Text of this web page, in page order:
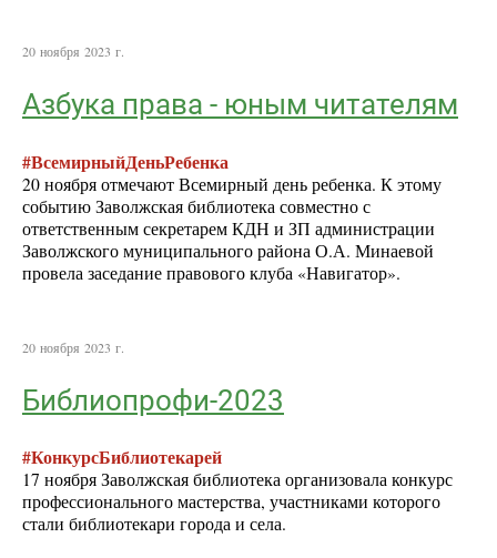
20 ноября 2023 г.
Азбука права - юным читателям
#ВсемирныйДеньРебенка
20 ноября отмечают Всемирный день ребенка. К этому
событию Заволжская библиотека совместно с
ответственным секретарем КДН и ЗП администрации
Заволжского муниципального района О.А. Минаевой
провела заседание правового клуба «Навигатор».
20 ноября 2023 г.
Библиопрофи-2023
#КонкурсБиблиотекарей
17 ноября Заволжская библиотека организовала конкурс
профессионального мастерства, участниками которого
стали библиотекари города и села.